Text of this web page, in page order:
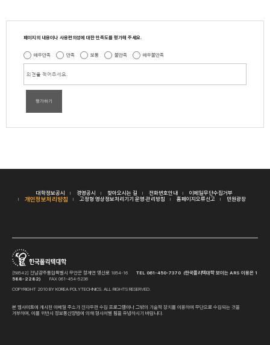
페이지의 내용이나 사용편의성에 대한 만족도를 평가해 주세요.
매우만족 만족 보통 불만족 매우불만족
평가하기
대학정보공시 경영공시 찾아오시는 길 전화번호안내 이메일무단수집거부
개인정보처리방침 고정형 영상정보처리기기 운영·관리방침 홈페이지오류신고 민원광장
[58542] 전남광주통합특별시 무안군 청계면 영산로 1854-16 TEL 061-450-7370 (한국폴리텍대학 보이는 ARS 이용은 1
588-2282)
FAX 061-454-5236
COPYRIGHT 2010 BY KOREA POLYTECHNICS. ALL RIGHTS RESERVED.
본 웹사이트에 게시된 이메일 주소가 전자우편 수집 프로그램이나 그밖의 기술적 장치를 이용하여 무단으로 수집되는 것을
거부하며, 이를 위반시 정보통신망법에 의해 형사처벌 됨을 유념하시기 바랍니다.